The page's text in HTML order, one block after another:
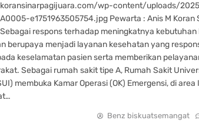
wp-content/uploads/
e1751963505754.jpg Pewarta : Anis M Koran
respons terhadap meningkatnya kebutuhan
berupaya menjadi layanan kesehatan yang
keselamatan pasien serta memberikan
Sebagai rumah sakit tipe A, Rumah Sakit
membuka Kamar Operasi (OK) Emergensi, di area
Benz biskuatsemangat